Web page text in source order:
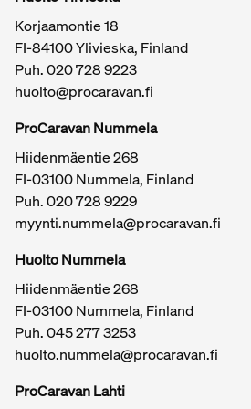
Mitä matkailuautomerkkejä
Nousiaisiin?
Toimitamme Nousiaisiin useita
matkailuajoneuvomerkkejä, kuten:
Knaus
Tabbert
Rapido
CI
Etsitkö matkailuautoa Nousiaisiin tai
nykyisen? Ota yhteyttä
reilua.
Tärkeitä linkkejä / sivukartta
Korjaamontie 18
FI-84100 Ylivieska, Finland
Puh.020 728 9223
huolto@procaravan.fi
ProCaravan Nummela
Hiidenmäentie 268
FI-03100 Nummela, Finland
Puh.020 728 9229
myynti.nummela@procaravan.fi
Huolto Nummela
Hiidenmäentie 268
FI-03100 Nummela, Finland
Puh. 045 277 3253
huolto.nummela@procaravan.fi
ProCaravan Lahti